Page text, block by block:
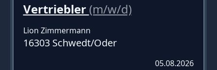
Vertriebler (m/w/d)
Lion Zimmermann
16303 Schwedt/Oder
05.08.2026